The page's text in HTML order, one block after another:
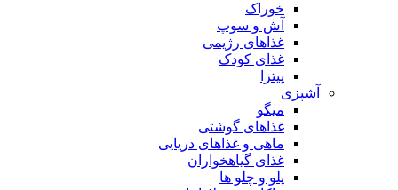
خوراک
آش و سوپ
غذاهای رژیمی
غذای کودک
پیتزا
آشپزی
میگو
غذاهای گوشتی
ماهی و غذاهای دریایی
غذای گیاهخواران
پلو و چلو ها